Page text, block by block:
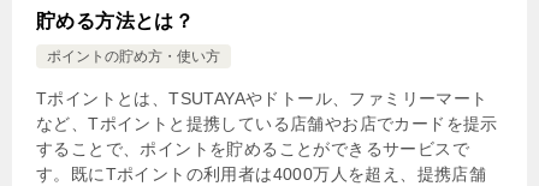
貯める方法とは？
ポイントの貯め方・使い方
Tポイントとは、TSUTAYAやドトール、ファミリーマート
など、Tポイントと提携している店舗やお店でカードを提示
することで、ポイントを貯めることができるサービスで
す。既にTポイントの利用者は4000万人を超え、提携店舗